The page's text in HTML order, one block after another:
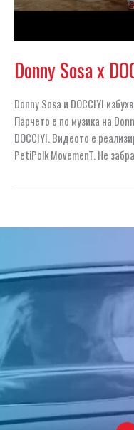
Donny Sosa x
Donny Sosa и DOCCIYI
Парчето е по музика на
DOCCIYI. Видеото е
PetiPolk MovemenT. Не